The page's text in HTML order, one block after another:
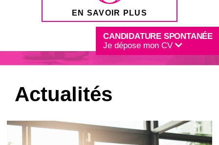
CANDIDATURE SPONTANÉE
Je dépose mon CV
EN SAVOIR PLUS
Actualités